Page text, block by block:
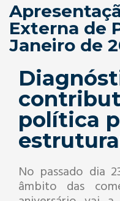
Externa de
Janeiro de
política
No passado dia
âmbito das